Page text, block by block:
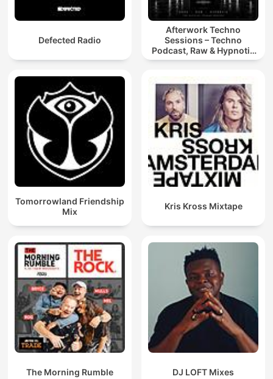
Defected Radio
Afterwork Techno
Sessions – Techno
Podcast, Raw & Hypnotic
Techno Mixes
Tomorrowland Friendship
Mix
Kris Kross Mixtape
The Morning Rumble DJ LOFT Mixes